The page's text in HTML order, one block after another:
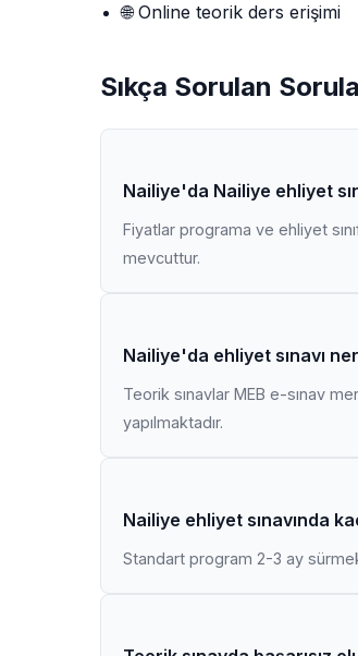
🌐 Online teorik ders erişimi
Sıkça Sorulan
Nailiye'da Nailiye ehliyet
Fiyatlar programa ve ehliyet
mevcuttur.
Nailiye'da ehliyet sınavı
Teorik sınavlar MEB e-sınav
yapılmaktadır.
Nailiye ehliyet sınavında
Standart program 2-3 ay